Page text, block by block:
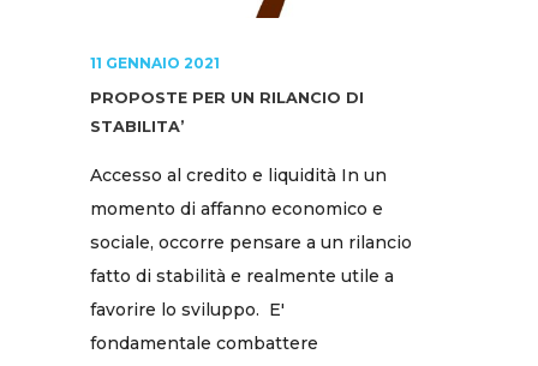
11 GENNAIO 2021
PROPOSTE PER UN RILANCIO DI
STABILITA’
Accesso al credito e liquidità In un
momento di affanno economico e
sociale, occorre pensare a un rilancio
fatto di stabilità e realmente utile a
favorire lo sviluppo. E'
fondamentale combattere